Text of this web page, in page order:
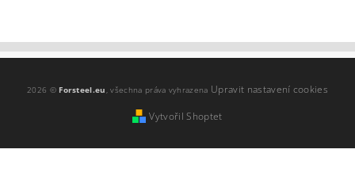
2026 © Forsteel.eu, všechna práva vyhrazena Upravit nastavení cookies
Vytvořil Shoptet